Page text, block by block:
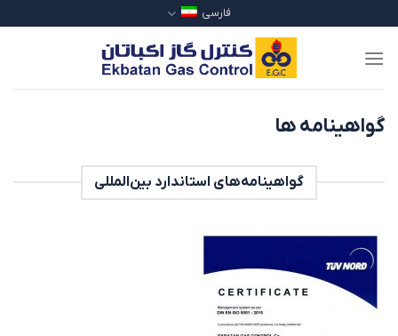
to
content
فارسی
گواهینامه ها
گواهینامه‌های استاندارد بین‌المللی